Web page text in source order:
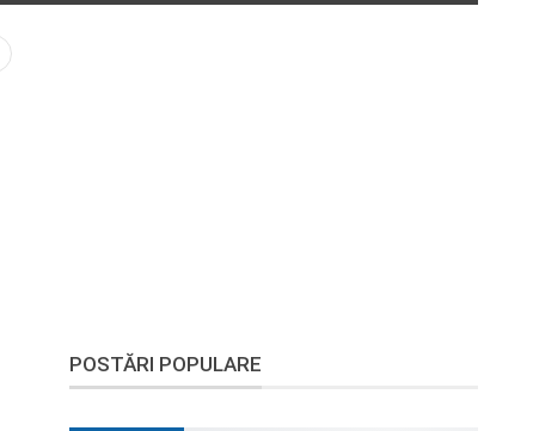
POSTĂRI POPULARE